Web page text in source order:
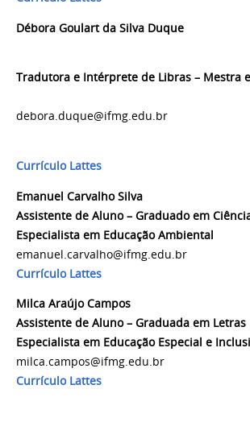
Débora Goulart da
Tradutora e Intérprete de Libras – Mestra
Currículo Lattes
Emanuel Carvalho Silva
Assistente de Aluno – Graduado em
Especialista em Educação Ambiental
emanuel.carvalho@ifmg.edu.br
Currículo Lattes
Milca Araújo Campos
Assistente de Aluno – Graduada em Letras
Especialista em Educação Especial e
milca.campos@ifmg.edu.br
Currículo Lattes